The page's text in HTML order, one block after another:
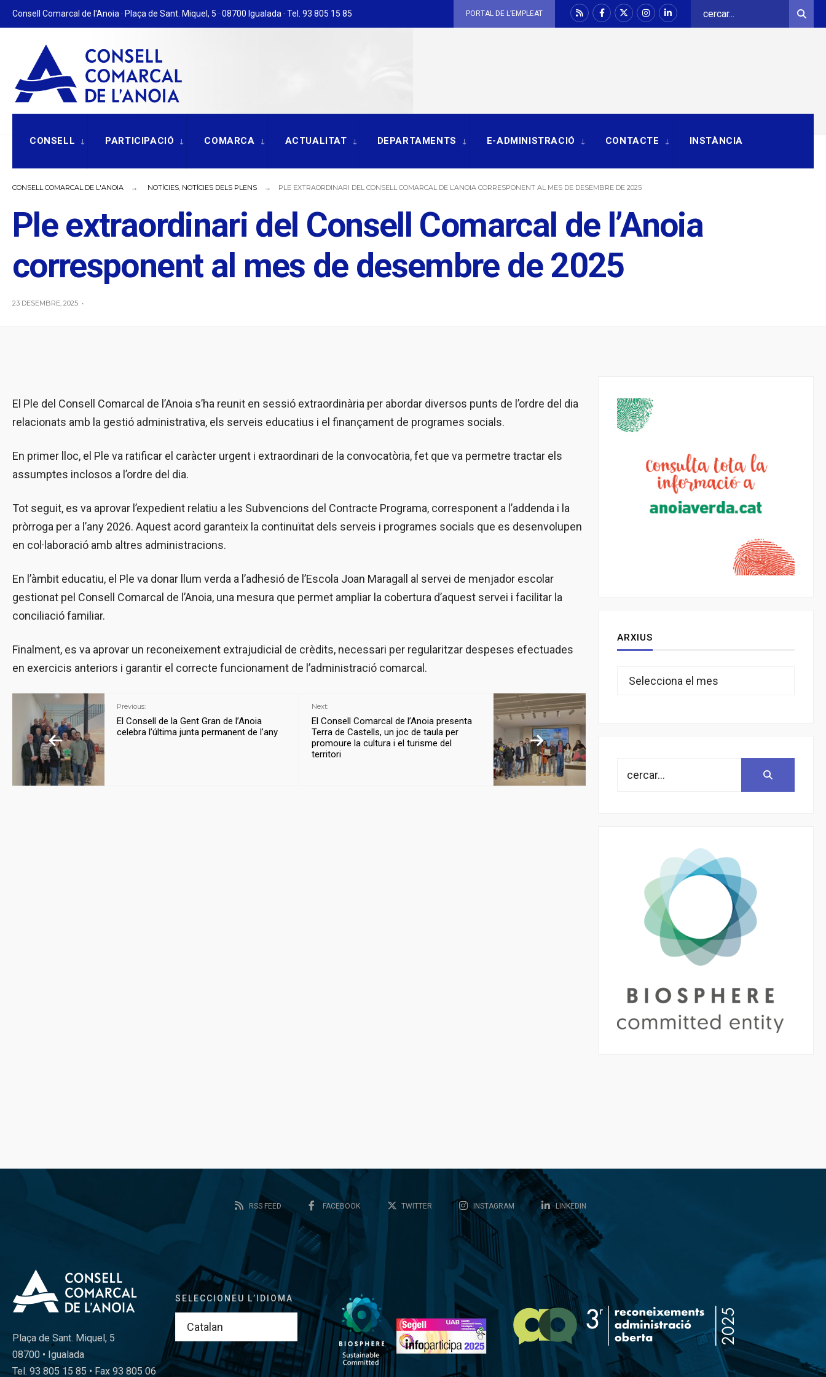
Skip
to
Consell Comarcal de l'Anoia · Plaça de Sant. Miquel, 5 · 08700 Igualada · Tel. 93 805 15 85
for:
PORTAL DE L’EMPLEAT
CONSELL PARTICIPACIÓ COMARCA ACTUALITAT DEPARTAMENTS E-ADMINISTRACIÓ CONTACTE INSTÀNCIA
CONSELL COMARCAL DE L'ANOIA NOTÍCIES NOTÍCIES DELS PLENS PLE EXTRAORDINARI DEL CONSELL COMARCAL DE L’ANOIA CORRESPONENT AL MES DE DESEMBRE DE 2025
Ple extraordinari del Consell Comarcal de l’Anoia
corresponent al mes de desembre de 2025
23 DESEMBRE, 2025 •
El Ple del Consell Comarcal de l’Anoia s’ha reunit en sessió extraordinària per abordar diversos punts de l’ordre del dia
relacionats amb la gestió administrativa, els serveis educatius i el finançament de programes socials.
En primer lloc, el Ple va ratificar el caràcter urgent i extraordinari de la convocatòria, fet que va permetre tractar els
assumptes inclosos a l’ordre del dia.
Tot seguit, es va aprovar l’expedient relatiu a les Subvencions del Contracte Programa, corresponent a l’addenda i la
pròrroga per a l’any 2026. Aquest acord garanteix la continuïtat dels serveis i programes socials que es desenvolupen
en col·laboració amb altres administracions.
En l’àmbit educatiu, el Ple va donar llum verda a l’adhesió de l’Escola Joan Maragall al servei de menjador escolar
gestionat pel Consell Comarcal de l’Anoia, una mesura que permet ampliar la cobertura d’aquest servei i facilitar la
conciliació familiar.
Finalment, es va aprovar un reconeixement extrajudicial de crèdits, necessari per regularitzar despeses efectuades
en exercicis anteriors i garantir el correcte funcionament de l’administració comarcal.
Previous:
El Consell de la Gent Gran de l’Anoia
celebra l’última junta permanent de l’any
Next:
El Consell Comarcal de l’Anoia presenta
Terra de Castells, un joc de taula per
promoure la cultura i el turisme del
territori
ARXIUS
RSS FEED FACEBOOK TWITTER INSTAGRAM LINKEDIN
Plaça de Sant. Miquel, 5
08700 • Igualada
Tel. 93 805 15 85 • Fax 93 805 06
SELECCIONEU L’IDIOMA